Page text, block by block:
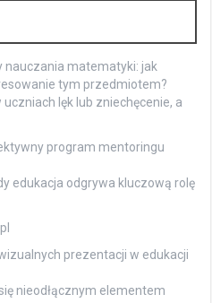
nauczania matematyki: jak
tym przedmiotem?
lęk lub zniechęcenie, a
program mentoringu
edukacja odgrywa kluczową rolę
prezentacji w edukacji
nieodłącznym elementem